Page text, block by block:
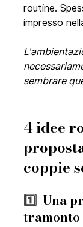
routine.
impresso
sembrare
4 idee
coppie
1️⃣ Una
tramonto